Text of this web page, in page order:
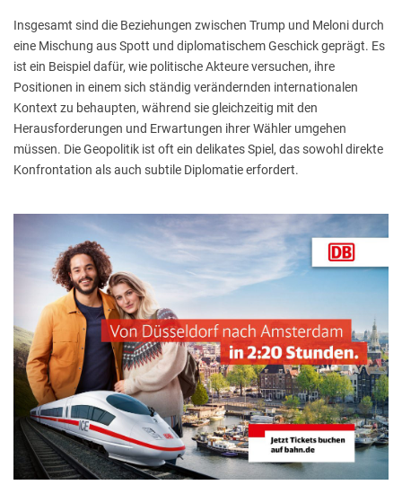
Insgesamt sind die Beziehungen zwischen Trump und Meloni durch
eine Mischung aus Spott und diplomatischem Geschick geprägt. Es
ist ein Beispiel dafür, wie politische Akteure versuchen, ihre
Positionen in einem sich ständig verändernden internationalen
Kontext zu behaupten, während sie gleichzeitig mit den
Herausforderungen und Erwartungen ihrer Wähler umgehen
müssen. Die Geopolitik ist oft ein delikates Spiel, das sowohl direkte
Konfrontation als auch subtile Diplomatie erfordert.